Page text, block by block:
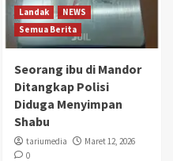
Landak
NEWS
Semua Berita
Seorang ibu di Mandor
Ditangkap Polisi
Diduga Menyimpan
Shabu
tariumedia
Maret 12, 2026
0